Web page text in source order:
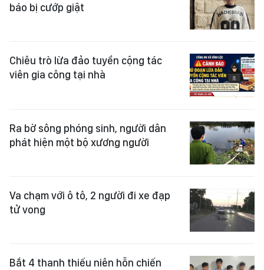
báo bị cướp giật
Chiêu trò lừa đảo tuyển cộng tác
viên gia công tại nhà
Ra bờ sông phóng sinh, người dân
phát hiện một bộ xương người
Va chạm với ô tô, 2 người đi xe đạp
tử vong
Bắt 4 thanh thiếu niên hỗn chiến